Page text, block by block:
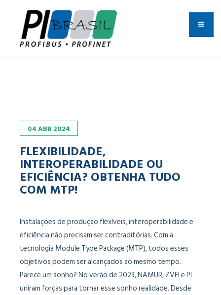
04ABR2024
FLEXIBILIDADE,
INTEROPERABILIDADE OU
EFICIÊNCIA? OBTENHA TUDO
COM MTP!
Instalações de produção flexíveis, interoperabilidade e
eficiência não precisam ser contraditórias. Com a
tecnologia Module Type Package (MTP), todos esses
objetivos podem ser alcançados ao mesmo tempo.
Parece um sonho? No verão de 2023, NAMUR, ZVEI e PI
uniram forças para tornar esse sonho realidade. Desde